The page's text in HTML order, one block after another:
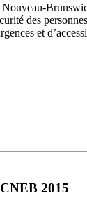
des
et
2015